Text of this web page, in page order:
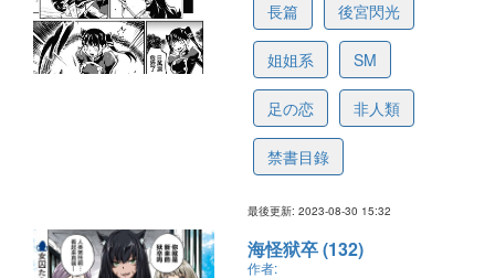
長篇 後宮閃光
姐姐系 SM
足の恋 非人類
禁書目錄
最後更新: 2023-08-30 15:32
海怪狱卒 (132)
作者: